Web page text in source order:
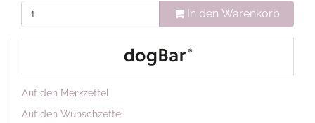
In den Warenkorb
Auf den Merkzettel
Auf den Wunschzettel